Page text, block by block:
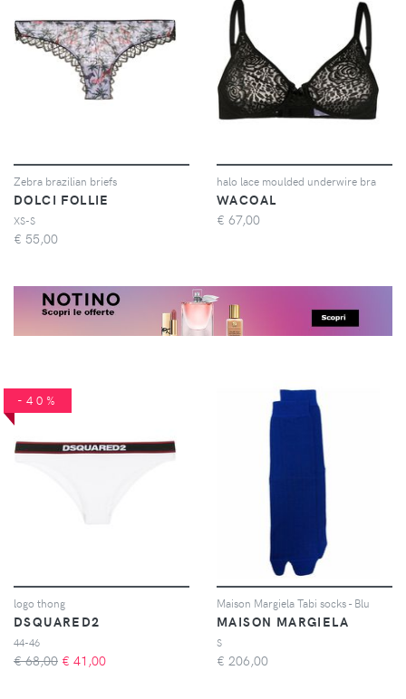
Zebra brazilian briefs
DOLCI FOLLIE
XS-S
€ 55,00
halo lace moulded underwire bra
WACOAL
€ 67,00
-40%
logo thong
DSQUARED2
44-46
€ 68,00 € 41,00
Maison Margiela Tabi socks - Blu
MAISON MARGIELA
S
€ 206,00